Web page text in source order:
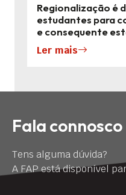
Regionalização é
estudantes para
e consequente
Ler mais
Fala connosco
Tens alguma dúvida?
A FAP está disponível